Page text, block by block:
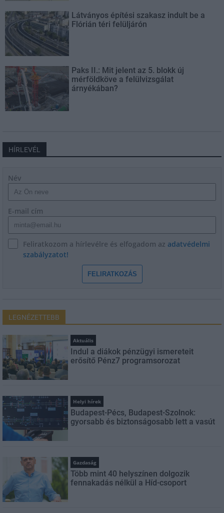
Látványos építési szakasz indult be a
Flórián téri felüljárón
Paks II.: Mit jelent az 5. blokk új
mérföldköve a felülvizsgálat
árnyékában?
HÍRLEVÉL
Név
E-mail cím
Feliratkozom a hírlevélre és elfogadom az adatvédelmi
szabályzatot!
FELIRATKOZÁS
LEGNÉZETTEBB
Aktuális
Indul a diákok pénzügyi ismereteit
erősítő Pénz7 programsorozat
Helyi hírek
Budapest-Pécs, Budapest-Szolnok:
gyorsabb és biztonságosabb lett a vasút
Gazdaság
Több mint 40 helyszínen dolgozik
fennakadás nélkül a Híd-csoport